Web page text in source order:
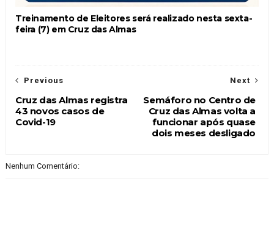
Treinamento de Eleitores será realizado nesta sexta-
feira (7) em Cruz das Almas
Next
Semáforo no Centro de
Cruz das Almas volta a
funcionar após quase
dois meses desligado
Previous
Cruz das Almas registra
43 novos casos de
Covid-19
Nenhum Comentário: